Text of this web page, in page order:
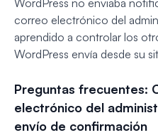
correo electrónico del
aprendido a controlar los
WordPress envía desde su
Preguntas frecuentes:
electrónico del
envío de confirmación